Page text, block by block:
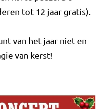
tot 12 jaar gratis).
van het jaar niet en
van kerst!